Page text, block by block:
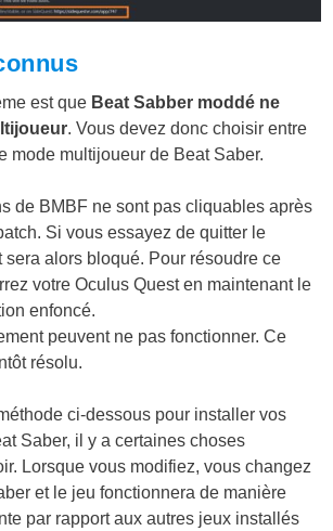
est que Beat Sabber moddé ne
. Vous devez donc choisir entre
mode multijoueur de Beat Saber.
de BMBF ne sont pas cliquables après
Si vous essayez de quitter le
sera alors bloqué. Pour résoudre ce
votre Oculus Quest en maintenant le
enfoncé.
peuvent ne pas fonctionner. Ce
résolu.
ci-dessous pour installer vos
Saber, il y a certaines choses
Lorsque vous modifiez, vous changez
et le jeu fonctionnera de manière
par rapport aux autres jeux installés